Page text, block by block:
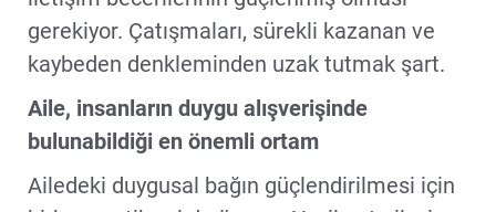
gerekiyor. Çatışmaları, sürekli kazanan ve
kaybeden denkleminden uzak tutmak şart.
Aile, insanların duygu alışverişinde
bulunabildiği en önemli ortam
Ailedeki duygusal bağın güçlendirilmesi için